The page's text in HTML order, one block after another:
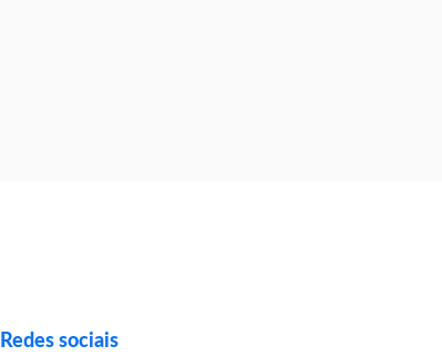
Redes sociais